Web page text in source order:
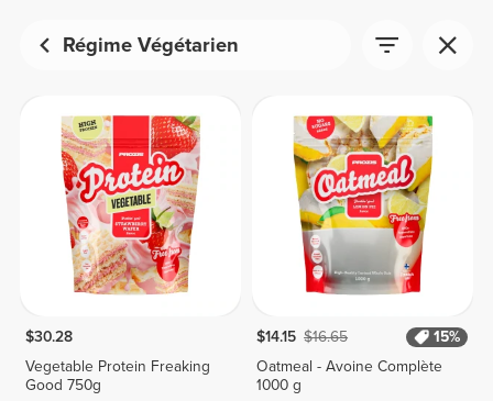
Régime Végétarien
$30.28
Vegetable Protein Freaking
Good 750g
$14.15 $16.65
15%
Oatmeal - Avoine Complète
1000 g